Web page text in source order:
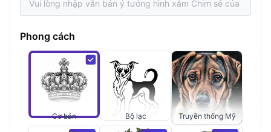
Phong cách
Cơ bản Bộ lạc Truyền thống Mỹ